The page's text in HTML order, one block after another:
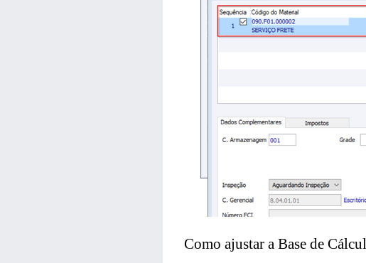
Como ajustar a Base de